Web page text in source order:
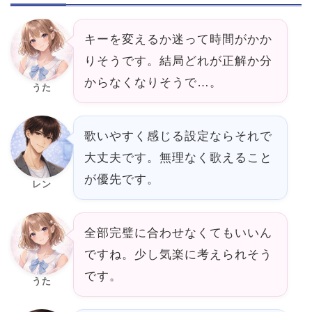
うた
キーを変えるか迷って時間がかか
りそうです。結局どれが正解か分
からなくなりそうで…。
レン
歌いやすく感じる設定ならそれで
大丈夫です。無理なく歌えること
が優先です。
うた
全部完璧に合わせなくてもいいん
ですね。少し気楽に考えられそう
です。